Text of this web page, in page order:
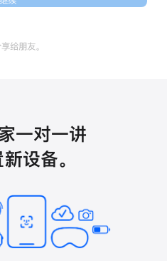
给朋友。
一对一讲
设备。